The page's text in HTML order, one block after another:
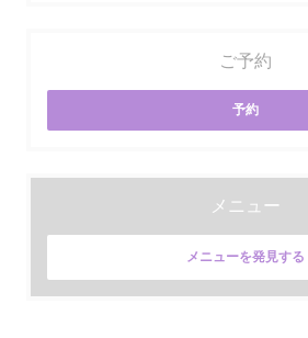
ご予約
予約
メニュー
メニューを発見する